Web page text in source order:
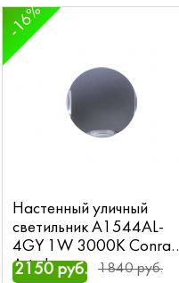
Настенный уличный
светильник A1544AL-
4GY 1W 3000K Conrad
Arte Lamp
-16%
2150 руб. 1840 руб.